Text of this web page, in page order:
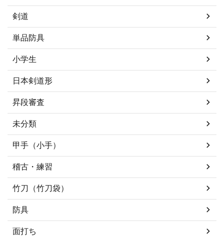
剣道
単品防具
小学生
日本剣道形
昇段審査
未分類
甲手（小手）
稽古・練習
竹刀（竹刀袋）
防具
面打ち